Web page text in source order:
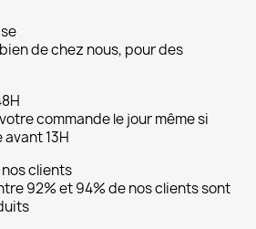
de chez nous, pour des
commande le jour même si
13H
clients
92% et 94% de nos clients sont